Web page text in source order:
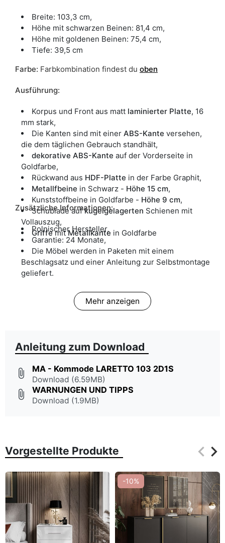
Breite: 103,3 cm,
Höhe mit schwarzen Beinen: 81,4 cm,
Höhe mit goldenen Beinen: 75,4 cm,
Tiefe: 39,5 cm
Farbe: Farbkombination findest du oben
Ausführung:
Korpus und Front aus matt laminierter Platte, 16
mm stark,
Die Kanten sind mit einer ABS-Kante versehen,
die dem täglichen Gebrauch standhält,
dekorative ABS-Kante auf der Vorderseite in
Goldfarbe,
Rückwand aus HDF-Platte in der Farbe Graphit,
Metallfbeine in Schwarz - Höhe 15 cm,
Kunststoffbeine in Goldfarbe - Höhe 9 cm,
Schublade aufkugelgelagerten Schienen mit
Vollauszug,
GriffemitMetallkante in Goldfarbe
Zusätzliche Informationen:
Polnischer Hersteller,
Garantie: 24 Monate,
Die Möbel werden in Paketen mit einem
Beschlagsatz und einer Anleitung zur Selbstmontage
geliefert.
Mehr anzeigen
Anleitung zum Download
attach_file MA - Kommode LARETTO 103 2D1S
Download (6.59MB)
attach_file WARNUNGEN UND TIPPS
Download (1.9MB)
Vorgestellte Produkte keyboard_arrow_left
keyboard_arrow_right
-10%